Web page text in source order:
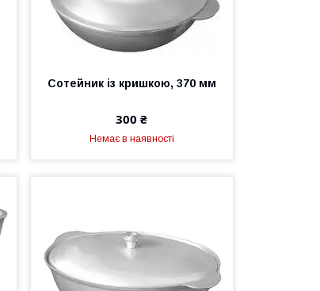
Сотейник із кришкою, 370 мм
300 ₴
Немає в наявності